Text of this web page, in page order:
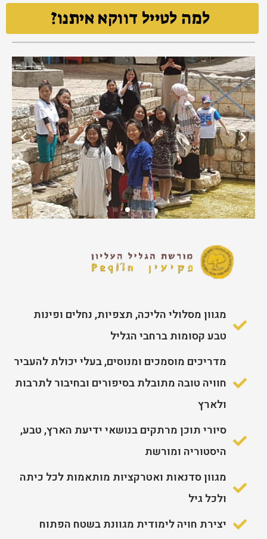
למה לטייל דווקא איתנו?
מגוון מסלולי הליכה, תצפיות, נחלים ופינות
טבע קסומות ברחבי הגליל
מדריכים מוסמכים ומנוסים, בעלי יכולת להעביר
חוויה טובה מתובלת בסיפורים ובחיבור לתרבות
ולארץ
סיורי תוכן מרתקים בנושאי ידיעת הארץ, טבע,
היסטוריה ומורשת
מגוון סדנאות ואטרקציות מותאמות לכל כיתה
ולכל גיל
יצירת חויה לימודית מגוונת בשטח הפתוח